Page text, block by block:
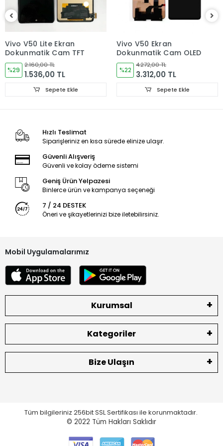
Tüm cep telefonu yedek parça siparişleriniz hafta içi saat
15:30’ a kadar, Cumartesi ise saat 11:00’e kadar AYNI GÜN
Pazar ve resmi tatillerde verdiğiniz siparişler bir sonraki iş
günü içerisinde kargoya verilir.
ÜRÜN GÖNDERİMİ
Ürünler paketleme aşamasında kontrol edilmektedir.
GARANTİ DURUMU
Kullanıcıdan kaynaklanan sorunlar garanti kapsamı
dışındadır!
İADE VE DEĞİŞİM KURALLARI
LCD Ekran, Kasa, Kapak, Bataryalar ve diğer aldığınız iç
akşamlarda ürünün hasar görmemiş olması gerekmektedir.
yapın.
Vidası takılan ürünlerde, kırık, lehimli, jelatinsiz etiketsiz
ekranlarda hata müşteriden kaynaklı ise yedek parça
olduğu için sizlere bu konuda yardımcı olamamaktayız.
Bataryaların soketleri hasarlı olmamalıdır.
Ekranların iç LCD kısmı ve dış dokunmatik bölümünde çizik vs
Arka jelatinleri sökülmemeli ve yapıştırıcı olmamalıdır.
İade ve değişimlerde gönderinizi mutlaka YURTİÇİ KARGO
sırasında mutlaka kontrol ediniz.
almadan tutanak ile geri gönderiniz. Tutanaksız gönderim
Vivo V50 Lite Ekran
Dokunmatik Cam TFT
%29
2.160,00 TL
1.536,00 TL
Sepete Ekle
Vivo V50 Ekran
Dokunmatik Cam OLED
%22
4.272,00 TL
3.312,00 TL
Sepete Ekle
Hızlı Teslimat
Siparişleriniz en kısa sürede elinize ulaşır.
Güvenli Alışveriş
Güvenli ve kolay ödeme sistemi
Geniş Ürün Yelpazesi
Binlerce ürün ve kampanya seçeneği
7 / 24 DESTEK
Öneri ve şikayetlerinizi bize iletebilirsiniz.
Mobil Uygulamalarımız
Kurumsal
Kategoriler
Bize Ulaşın
Tüm bilgileriniz 256bit SSL Sertifikası ile korunmaktadır.
© 2022 Tüm Hakları Saklıdır